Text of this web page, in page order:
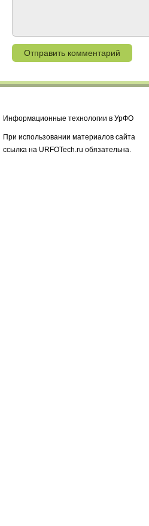
Информационные технологии в УрФО
При использовании материалов сайта
ссылка на URFOTech.ru обязательна.